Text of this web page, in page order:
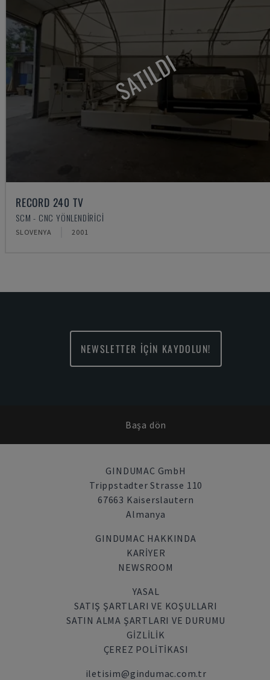
SATILDI
RECORD 240 TV
SCM - CNC YÖNLENDIRICI
SLOVENYA 2001
NEWSLETTER İÇİN KAYDOLUN!
Başa dön
GINDUMAC GmbH
Trippstadter Strasse 110
67663 Kaiserslautern
Almanya
GINDUMAC HAKKINDA
KARIYER
NEWSROOM
YASAL
SATIŞ ŞARTLARI VE KOŞULLARI
SATIN ALMA ŞARTLARI VE DURUMU
GİZLİLİK
ÇEREZ POLITIKASI
iletisim@gindumac.com.tr